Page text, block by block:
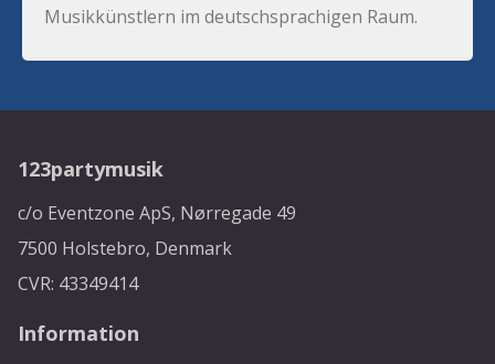
Musikkünstlern im deutschsprachigen Raum.
123partymusik
c/o Eventzone ApS, Nørregade 49
7500 Holstebro, Denmark
CVR: 43349414
Information